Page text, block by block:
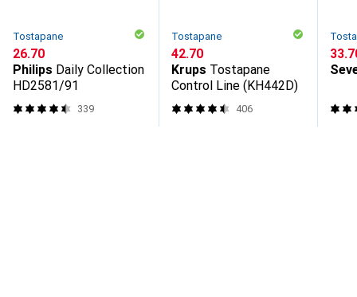
Tostapane
CHF
26.70
Philips Daily Collection
HD2581/91
339
Tostapane
CHF
42.70
Krups Tostapane
Control Line (KH442D)
406
CHF